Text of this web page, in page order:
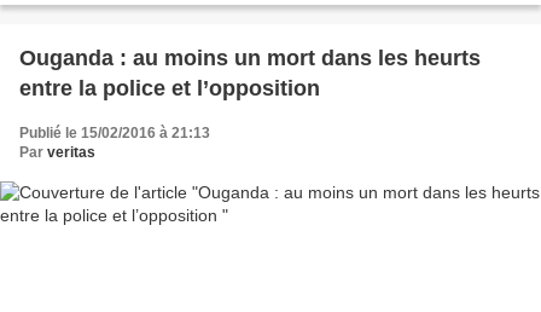
Ouganda : au moins un mort dans les heurts
entre la police et l’opposition
Publié le 15/02/2016 à 21:13
Par veritas